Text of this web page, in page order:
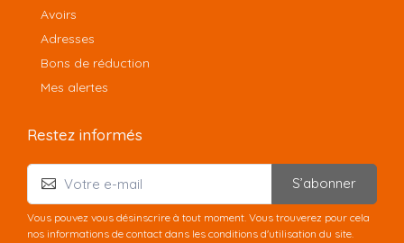
Avoirs
Adresses
Bons de réduction
Mes alertes
Restez informés
S’abonner
Vous pouvez vous désinscrire à tout moment. Vous trouverez pour cela
nos informations de contact dans les conditions d'utilisation du site.